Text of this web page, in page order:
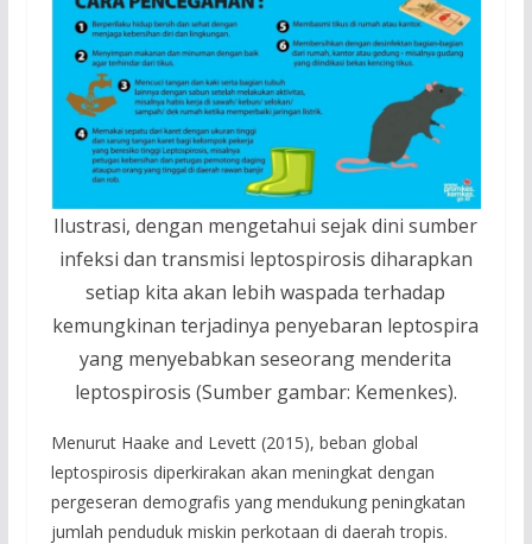
Ilustrasi, dengan mengetahui sejak dini sumber
infeksi dan transmisi leptospirosis diharapkan
setiap kita akan lebih waspada terhadap
kemungkinan terjadinya penyebaran leptospira
yang menyebabkan seseorang menderita
leptospirosis (Sumber gambar: Kemenkes).
Menurut Haake and Levett (2015), beban global
leptospirosis diperkirakan akan meningkat dengan
pergeseran demografis yang mendukung peningkatan
jumlah penduduk miskin perkotaan di daerah tropis.